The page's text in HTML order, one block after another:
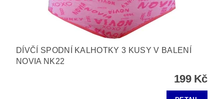
DÍVČÍ SPODNÍ KALHOTKY 3 KUSY V BALENÍ
NOVIA NK22
199 Kč